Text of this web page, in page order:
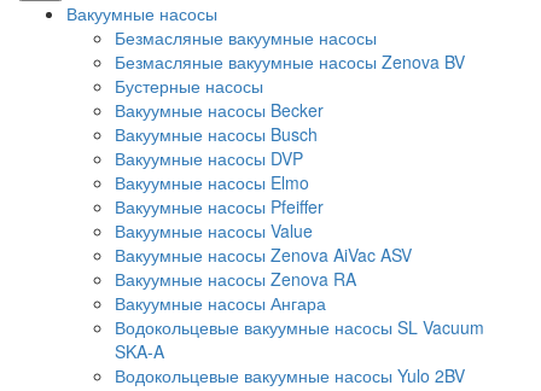
Вакуумные насосы
Безмасляные вакуумные насосы
Безмасляные вакуумные насосы Zenova BV
Бустерные насосы
Вакуумные насосы Becker
Вакуумные насосы Busch
Вакуумные насосы DVP
Вакуумные насосы Elmo
Вакуумные насосы Pfeiffer
Вакуумные насосы Value
Вакуумные насосы Zenova AiVac ASV
Вакуумные насосы Zenova RA
Вакуумные насосы Ангара
Водокольцевые вакуумные насосы SL Vacuum
SKA-A
Водокольцевые вакуумные насосы Yulo 2BV